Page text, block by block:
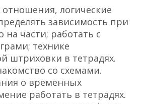
логические
зависимость при
на части; работать с
технике
штриховки в тетрадях.
со схемами.
о временных
работать в тетрадях.